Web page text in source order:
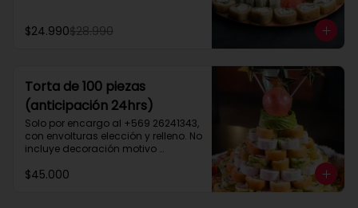
palta y cebollin
4 gyosas pollo y cerdo
$24.990$28.990
Torta de 100 piezas
(anticipación 24hrs)
Solo por encargo al +569 26241343,
con envolturas elección y relleno. No
incluye decoración motivo
un dia a otro.
$45.000